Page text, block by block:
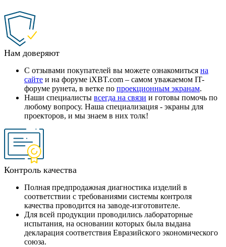
Нам доверяют
С отзывами покупателей вы можете ознакомиться на
сайте и на форуме iXBT.com – самом уважаемом IT-
форуме рунета, в ветке по проекционным экранам.
Наши специалисты всегда на связи и готовы помочь по
любому вопросу. Наша специализация - экраны для
проекторов, и мы знаем в них толк!
Контроль качества
Полная предпродажная диагностика изделий в
соответствии с требованиями системы контроля
качества проводится на заводе-изготовителе.
Для всей продукции проводились лабораторные
испытания, на основании которых была выдана
декларация соответствия Евразийского экономического
союза.